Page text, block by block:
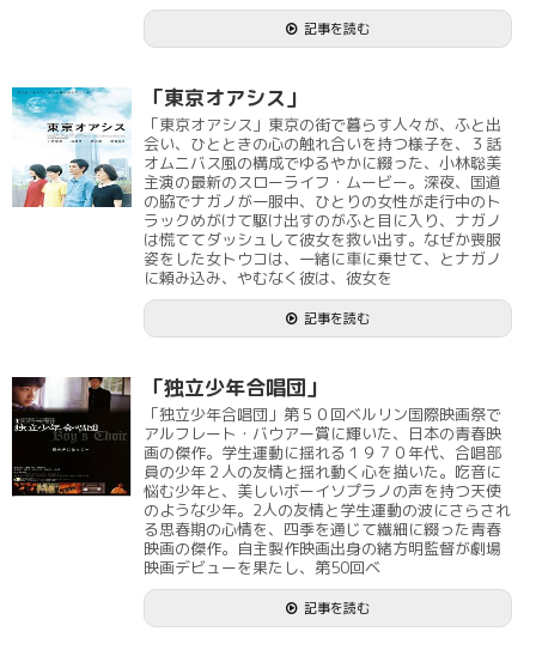
記事を読む
「東京オアシス」
「東京オアシス」東京の街で暮らす人々が、ふと出
会い、ひとときの心の触れ合いを持つ様子を、３話
オムニバス風の構成でゆるやかに綴った、小林聡美
主演の最新のスローライフ・ムービー。深夜、国道
の脇でナガノが一服中、ひとりの女性が走行中のト
ラックめがけて駆け出すのがふと目に入り、ナガノ
は慌ててダッシュして彼女を救い出す。なぜか喪服
姿をした女トウコは、一緒に車に乗せて、とナガノ
に頼み込み、やむなく彼は、彼女を
記事を読む
「独立少年合唱団」
「独立少年合唱団」第５０回ベルリン国際映画祭で
アルフレート・バウアー賞に輝いた、日本の青春映
画の傑作。学生運動に揺れる１９７０年代、合唱部
員の少年２人の友情と揺れ動く心を描いた。吃音に
悩む少年と、美しいボーイソプラノの声を持つ天使
のような少年。2人の友情と学生運動の波にさらされ
る思春期の心情を、四季を通じて繊細に綴った青春
映画の傑作。自主製作映画出身の緒方明監督が劇場
映画デビューを果たし、第50回ベ
記事を読む